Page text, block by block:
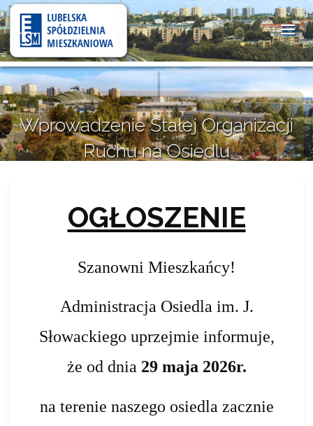
Lubelska
Spółdzielnia
Mieszkaniowa
Wprowadzenie Stałej Organizacji
Ruchu na Osiedlu
OGŁOSZENIE
Szanowni Mieszkańcy!
Administracja Osiedla im. J.
Słowackiego uprzejmie informuje,
że od dnia 29 maja 2026r.
na terenie naszego osiedla zacznie